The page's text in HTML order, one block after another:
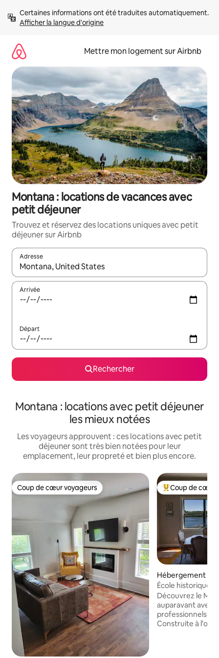
directement
Afficher la langue d'origine
Mettre mon logement sur Airbnb
Montana : locations de vacances avec
petit déjeuner
Trouvez et réservez des locations uniques avec petit
déjeuner sur Airbnb
Adresse
Lorsque les résultats s'affichent, utilisez les flèches vers le
Arrivée
Départ
Rechercher
Montana : locations avec petit déjeuner
les mieux notées
Les voyageurs approuvent : ces locations avec petit
déjeuner sont très bien notées pour leur
emplacement, leur propreté et bien plus encore.
Coup de cœur voyageurs
Coup de cœur voyageurs Coups de cœur
Coup de cœur
Hébergement ⋅
École historique
de basket
Découvrez le
auparavant avec
professionnels
Construite à